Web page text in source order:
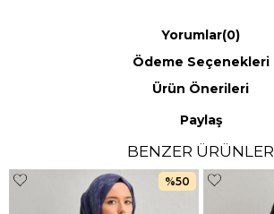
Yorumlar(0)
Ödeme Seçenekleri
Ürün Önerileri
Paylaş
BENZER ÜRÜNLER
%50